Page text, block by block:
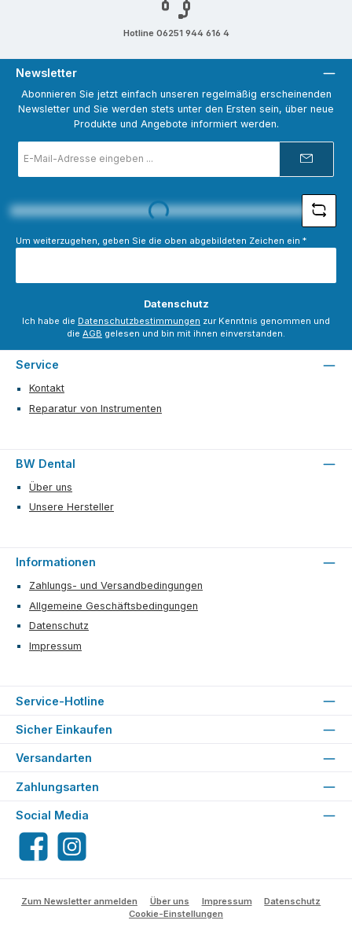
Hotline 06251 944 616 4
Newsletter
Abonnieren Sie jetzt einfach unseren regelmäßig erscheinenden
Newsletter und Sie werden stets unter den Ersten sein, über neue
Produkte und Angebote informiert werden.
Mail-
Adresse
Loading...
Um weiterzugehen, geben Sie die oben abgebildeten Zeichen ein *
Datenschutz
Ich habe die Datenschutzbestimmungen zur Kenntnis genommen und
die AGB gelesen und bin mit ihnen einverstanden.
Service
Kontakt
Reparatur von Instrumenten
BW Dental
Über uns
Unsere Hersteller
Informationen
Zahlungs- und Versandbedingungen
Allgemeine Geschäftsbedingungen
Datenschutz
Impressum
Service-Hotline
Sicher Einkaufen
Versandarten
Zahlungsarten
Social Media
FacebookInstagram
Zum Newsletter anmelden Über uns Impressum
Datenschutz
Cookie-Einstellungen